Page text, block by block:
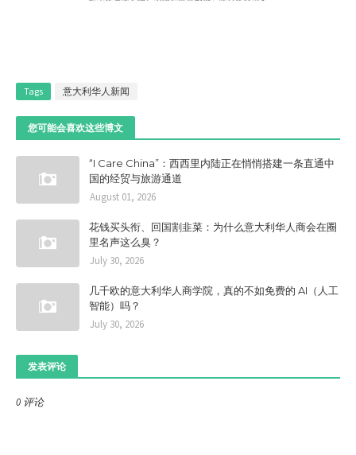
Tags 意大利华人新闻
您可能会喜欢这些博文
“I Care China”：西西里内陆正在悄悄搭建一条直通中
国的经贸与旅游通道
August 01, 2026
花钱买头衔、回国割韭菜：为什么意大利华人商会在圈
里名声这么臭？
July 30, 2026
几千欧的意大利华人商学院，真的不如免费的 AI（人工
智能）吗？
July 30, 2026
发表评论
0 评论